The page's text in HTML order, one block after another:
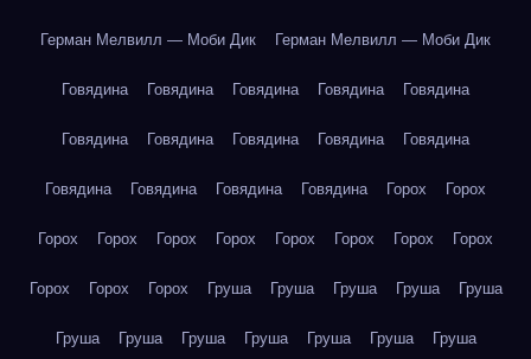
Герман Мелвилл — Моби Дик Герман Мелвилл — Моби Дик
Говядина Говядина Говядина Говядина Говядина
Говядина Говядина Говядина Говядина Говядина
Говядина Говядина Говядина Говядина Горох Горох
Горох Горох Горох Горох Горох Горох Горох Горох
Горох Горох Горох Груша Груша Груша Груша Груша
Груша Груша Груша Груша Груша Груша Груша